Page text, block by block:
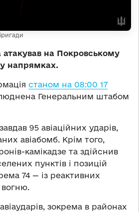
атакував на Покровському
напрямках.
станом на 08:00 17
Генеральним штабом
95 авіаційних ударів,
авіабомб. Крім того,
камікадзе та здійснив
пунктів і позицій
74 — із реактивних
вогню.
зокрема в районах